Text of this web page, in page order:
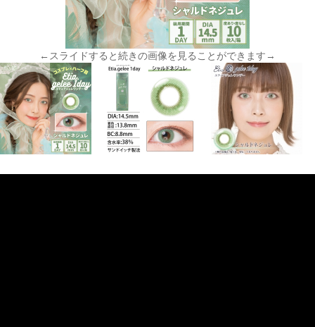
←スライドすると続きの画像を見ることができます→